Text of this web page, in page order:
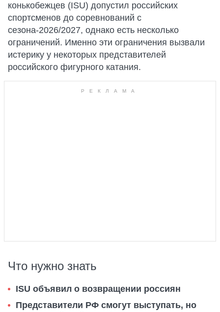
конькобежцев (ISU) допустил российских
спортсменов до соревнований с
сезона-2026/2027, однако есть несколько
ограничений. Именно эти ограничения вызвали
истерику у некоторых представителей
российского фигурного катания.
Что нужно знать
ISU объявил о возвращении россиян
Представители РФ смогут выступать, но